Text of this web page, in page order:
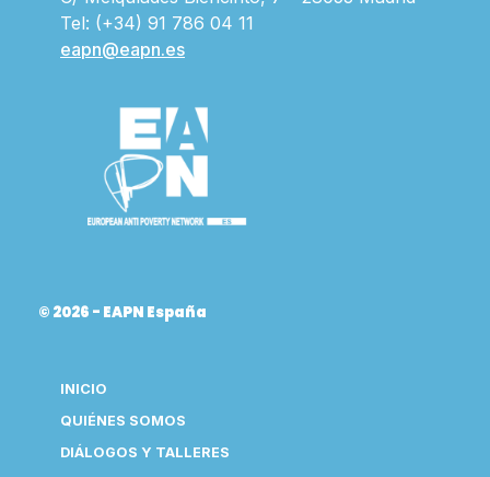
Tel: (+34) 91 786 04 11
eapn@eapn.es
© 2026 - EAPN España
INICIO
QUIÉNES SOMOS
DIÁLOGOS Y TALLERES